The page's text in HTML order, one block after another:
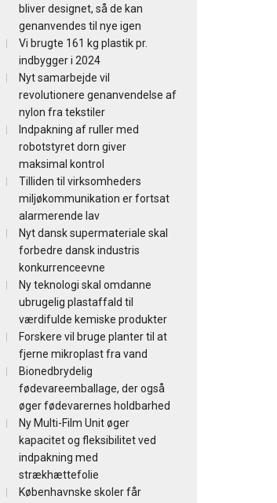
bliver designet, så de kan
genanvendes til nye igen
Vi brugte 161 kg plastik pr.
indbygger i 2024
Nyt samarbejde vil
revolutionere genanvendelse af
nylon fra tekstiler
Indpakning af ruller med
robotstyret dorn giver
maksimal kontrol
Tilliden til virksomheders
miljøkommunikation er fortsat
alarmerende lav
Nyt dansk supermateriale skal
forbedre dansk industris
konkurrenceevne
Ny teknologi skal omdanne
ubrugelig plastaffald til
værdifulde kemiske produkter
Forskere vil bruge planter til at
fjerne mikroplast fra vand
Bionedbrydelig
fødevareemballage, der også
øger fødevarernes holdbarhed
Ny Multi-Film Unit øger
kapacitet og fleksibilitet ved
indpakning med
strækhættefolie
Københavnske skoler får